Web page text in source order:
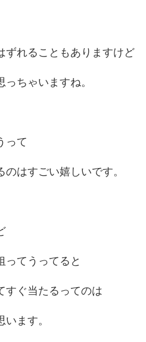
ずれることもありますけど
ちゃいますね。
って
はすごい嬉しいです。
ってうってると
すぐ当たるってのは
ます。